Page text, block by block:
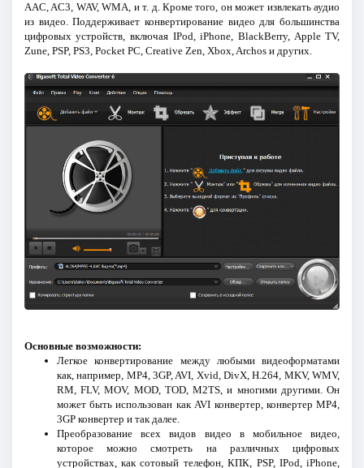
AAC, AC3, WAV, WMA, и т. д. Кроме того, он может извлекать аудио
из видео. Поддерживает конвертирование видео для большинства
цифровых устройств, включая IPod, iPhone, BlackBerry, Apple TV,
Zune, PSP, PS3, Pocket PC, Creative Zen, Xbox, Archos и других.
Основные возможности:
Легкое конвертирование между любыми видеоформатами
как, например, MP4, 3GP, AVI, Xvid, DivX, H.264, MKV, WMV,
RM, FLV, MOV, MOD, TOD, M2TS, и многими другими. Он
может быть использован как AVI конвертер, конвертер MP4,
3GP конвертер и так далее.
Преобразование всех видов видео в мобильное видео,
которое можно смотреть на различных цифровых
устройствах, как сотовый телефон, КПК, PSP, IPod, iPhone,